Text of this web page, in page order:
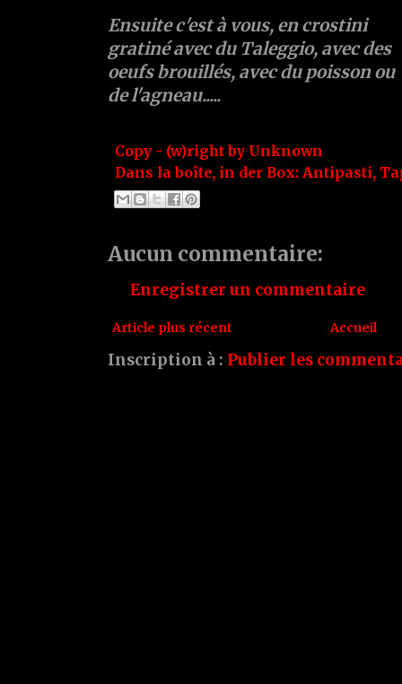
Ensuite c'est à vous, en crostini
gratiné avec du Taleggio, avec des
oeufs brouillés, avec du poisson ou
de l'agneau.....
Copy - (w)right by Unknown
Dans la boîte, in der Box: Antipasti,
Aucun commentaire:
Enregistrer un commentaire
Article plus récent Accueil
Inscription à : Publier les